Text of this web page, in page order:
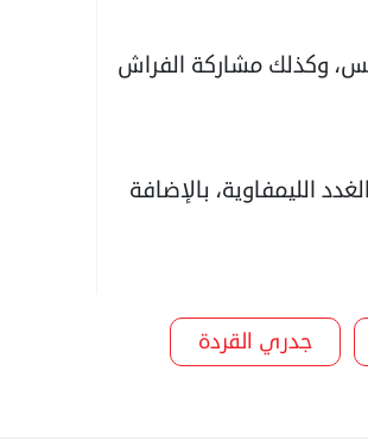
وكذلك مشاركة الفراش
الليمفاوية، بالإضافة
جدري القردة